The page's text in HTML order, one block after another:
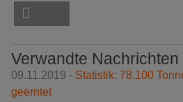
Verwandte Nachrichten
09.11.2019 - Statistik: 78.100
geerntet